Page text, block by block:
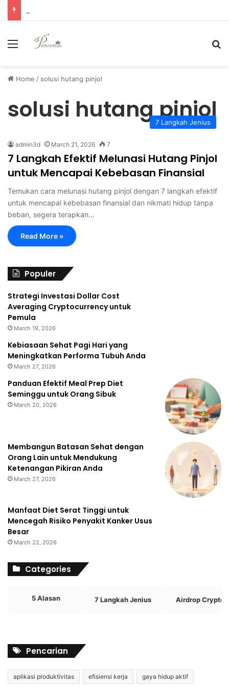
Menu
Home / solusi hutang pinjol
solusi hutang pinjol
7 Langkah Jenius
admin3d March 21, 2026 7
7 Langkah Efektif Melunasi Hutang Pinjol
untuk Mencapai Kebebasan Finansial
Temukan cara melunasi hutang pinjol dengan 7 langkah efektif
untuk mencapai kebebasan finansial dan nikmati hidup tanpa
beban, segera terapkan…
Read More »
Populer
Strategi Investasi Dollar Cost
Averaging Cryptocurrency untuk
Pemula
March 19, 2026
Kebiasaan Sehat Pagi Hari yang
Meningkatkan Performa Tubuh Anda
March 27, 2026
Panduan Efektif Meal Prep Diet
Seminggu untuk Orang Sibuk
March 20, 2026
Membangun Batasan Sehat dengan
Orang Lain untuk Mendukung
Ketenangan Pikiran Anda
March 27, 2026
Manfaat Diet Serat Tinggi untuk
Mencegah Risiko Penyakit Kanker Usus
Besar
March 22, 2026
Categories
5 Alasan 7 Langkah Jenius Airdrop Crypto
Pencarian
aplikasi produktivitas efisiensi kerja gaya hidup aktif